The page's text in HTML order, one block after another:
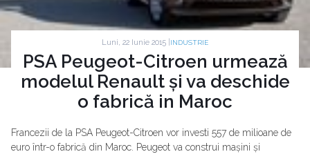
Luni, 22 Iunie 2015 | INDUSTRIE
PSA Peugeot-Citroen urmează
modelul Renault și va deschide
o fabrică in Maroc
Francezii de la PSA Peugeot-Citroen vor investi 557 de milioane de
euro într-o fabrică din Maroc. Peugeot va construi mașini și